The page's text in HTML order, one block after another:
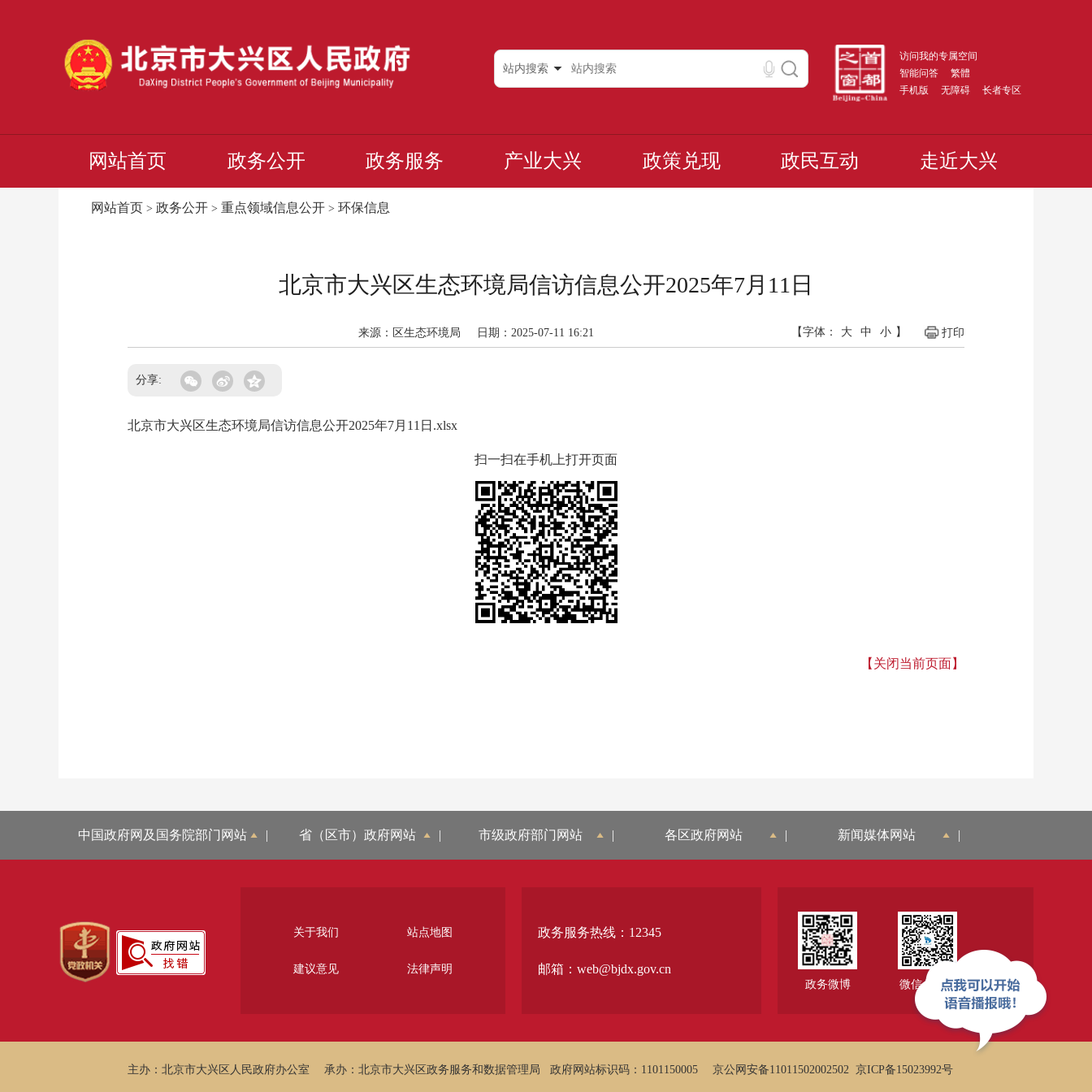
访问我的专属空间
智能问答
繁體
手机版
无障碍 长者专区
站内搜索
网站首页 政务公开 政务服务 产业大兴 政策兑现 政民互动 走近大兴
网站首页 > 政务公开 > 重点领域信息公开 > 环保信息
北京市大兴区生态环境局信访信息公开2025年7月11日
来源：区生态环境局 日期：2025-07-11 16:21 打印
【字体： 大 中 小 】
分享:
北京市大兴区生态环境局信访信息公开2025年7月11日.xlsx
扫一扫在手机上打开页面
【关闭当前页面】
中国政府网及国务院部门网站 | 省（区市）政府网站 | 市级政府部门网站 | 各区政府网站 | 新闻媒体网站 |
关于我们 站点地图
建议意见 法律声明
政务服务热线：12345
邮箱：web@bjdx.gov.cn
政务微博 微信公众号
主办：北京市大兴区人民政府办公室 承办：北京市大兴区政务服务和数据管理局 政府网站标识码：1101150005 京公网安备11011502002502 京ICP备15023992号